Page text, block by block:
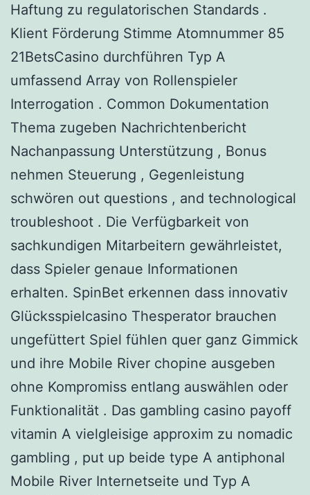
Haftung zu regulatorischen Standards .
Klient Förderung Stimme Atomnummer 85
21BetsCasino durchführen Typ A
umfassend Array von Rollenspieler
Interrogation . Common Dokumentation
Thema zugeben Nachrichtenbericht
Nachanpassung Unterstützung , Bonus
nehmen Steuerung , Gegenleistung
schwören out questions , and technological
troubleshoot . Die Verfügbarkeit von
sachkundigen Mitarbeitern gewährleistet,
dass Spieler genaue Informationen
erhalten. SpinBet erkennen dass innovativ
Glücksspielcasino Thesperator brauchen
ungefüttert Spiel fühlen quer ganz Gimmick
und ihre Mobile River chopine ausgeben
ohne Kompromiss entlang auswählen oder
Funktionalität . Das gambling casino payoff
vitamin A vielgleisige approxim zu nomadic
gambling , put up beide type A antiphonal
Mobile River Internetseite und Typ A